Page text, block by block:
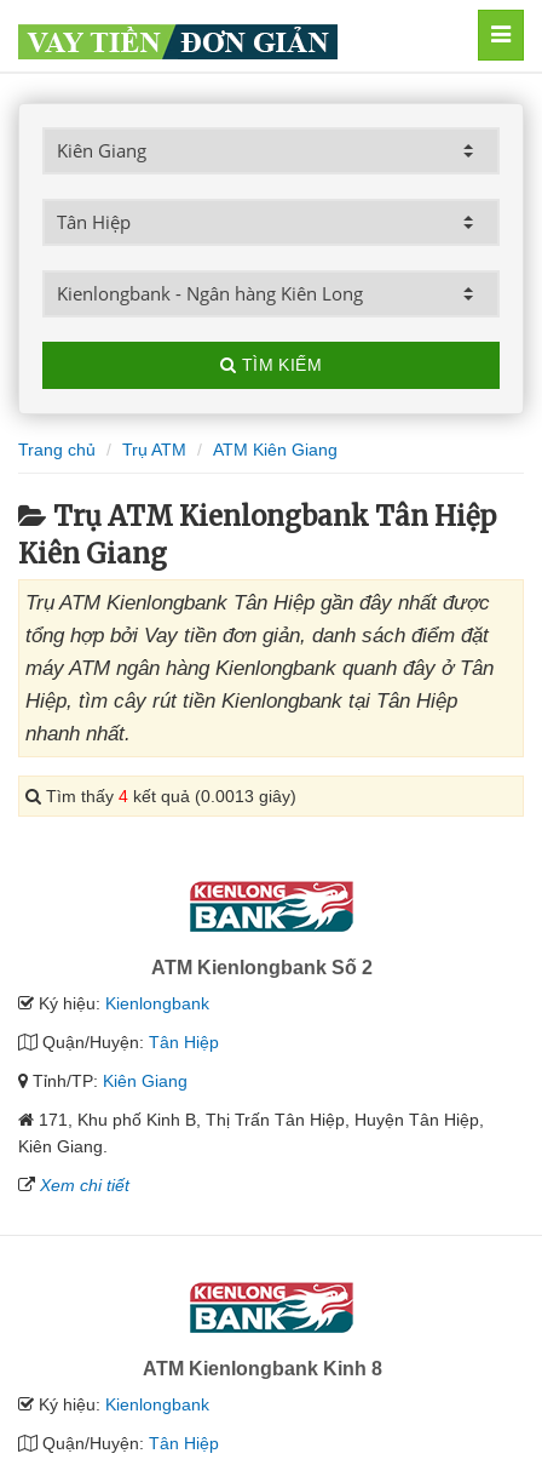
TÌM KIẾM
Trang chủ Trụ ATM ATM Kiên Giang
Trụ ATM Kienlongbank Tân Hiệp
Kiên Giang
Trụ ATM Kienlongbank Tân Hiệp gần đây nhất được
tổng hợp bởi Vay tiền đơn giản, danh sách điểm đặt
máy ATM ngân hàng Kienlongbank quanh đây ở Tân
Hiệp, tìm cây rút tiền Kienlongbank tại Tân Hiệp
nhanh nhất.
Tìm thấy 4 kết quả (0.0013 giây)
ATM Kienlongbank Số 2
Ký hiệu: Kienlongbank
Quận/Huyện: Tân Hiệp
Tỉnh/TP: Kiên Giang
171, Khu phố Kinh B, Thị Trấn Tân Hiệp, Huyện Tân Hiệp,
Kiên Giang.
Xem chi tiết
ATM Kienlongbank Kinh 8
Ký hiệu: Kienlongbank
Quận/Huyện: Tân Hiệp